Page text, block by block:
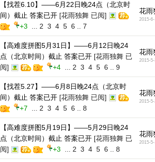
【找茬6.10】——6月22日晚24点（北京时
间）截止 答案已开 [花雨独舞 已阅]
+3
2 3 4 5 6 7
花雨
2015-
【高难度拼图5月31日】——6月12日晚24
点（北京时间）截止 答案已开 [花雨独舞 已
阅]
+4 2 3 4 5 6 9
花雨
2015-
【找茬5.27】——6月8日晚24点（北京时
间）截止 答案已开 [花雨独舞 已阅]
+7
2 3 4 5 6 8
花雨
2015-
【高难度拼图5月19日】——5月29日晚24
点（北京时间）截止 答案已开 [花雨独舞 已
阅]
+3 2 3 4 5 6 8
花雨
2015-